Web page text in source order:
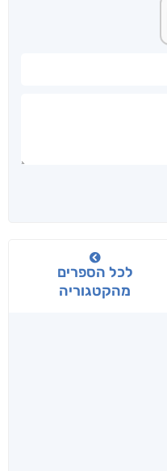
לכל הספרים
מהקטגוריה